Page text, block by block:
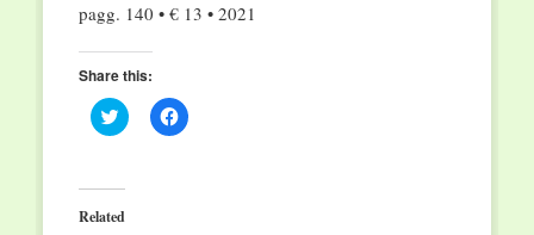
pagg. 140 • € 13 • 2021
Share this:
Click
to
(Opens
in
new
Click
to
Related